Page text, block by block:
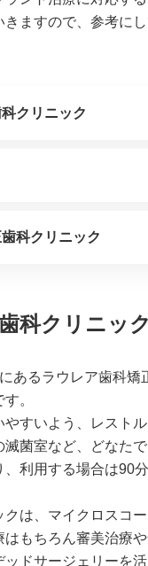
ますので、参考にし
クリニック
科クリニック
科クリニック
あるラウレア歯科
。
すいよう、レスト
菌室など、どなた
利用する場合は90
は、マイクロスコ
もちろん審美治療
ドサージェリーを